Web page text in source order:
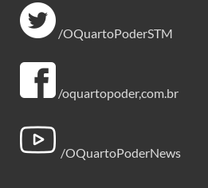
/OQuartoPoderSTM
/oquartopoder,com.br
/OQuartoPoderNews